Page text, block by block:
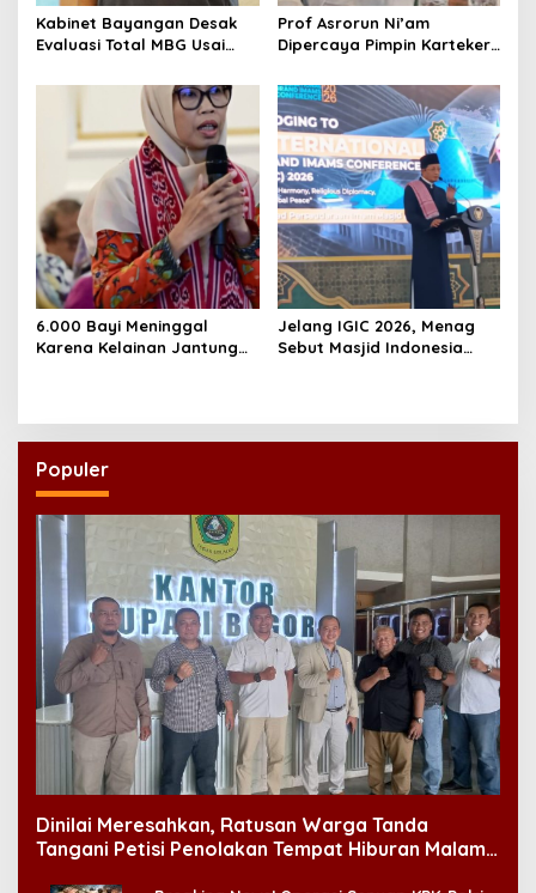
Kabinet Bayangan Desak
Evaluasi Total MBG Usai
Massal
Prof Asrorun Ni’am
Dipercaya Pimpin Karteker
Regenerasi Kepemimpinan
NU
6.000 Bayi Meninggal
Karena Kelainan Jantung
Jelang IGIC 2026, Menag
Sebut Masjid Indonesia
Populer
Dinilai Meresahkan, Ratusan Warga Tanda
Tangani Petisi Penolakan Tempat Hiburan Malam